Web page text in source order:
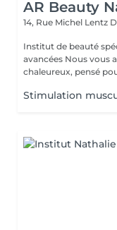
AR Beauty
14, Rue Michel Lentz
Institut de beauté
avancées Nous vous accueillons dans un espace moderne et
chaleureux, pensé
Stimulation